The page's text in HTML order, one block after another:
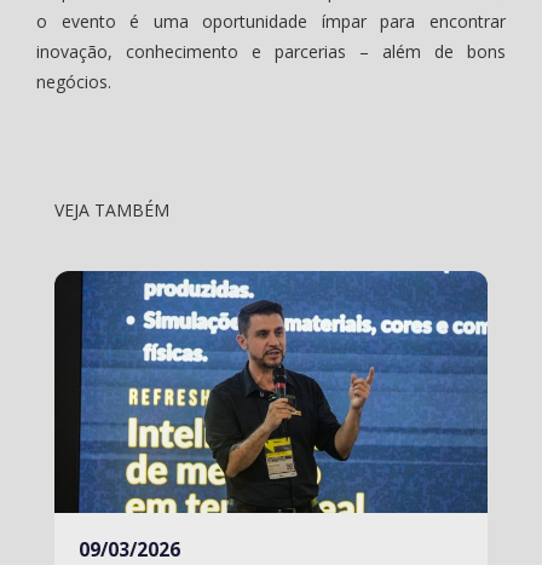
o evento é uma oportunidade ímpar para encontrar
inovação, conhecimento e parcerias – além de bons
negócios.
VEJA TAMBÉM
09/03/2026